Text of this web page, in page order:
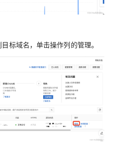
目标域名，单击操作列的管理。